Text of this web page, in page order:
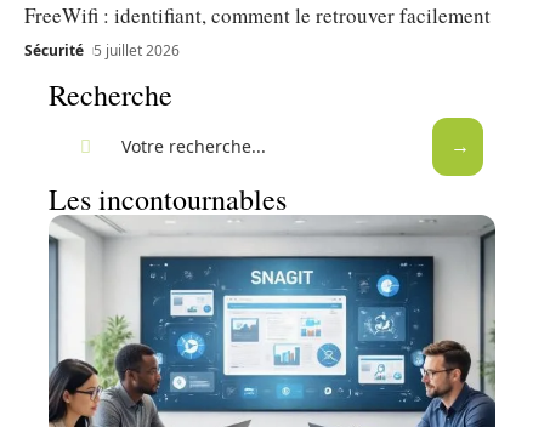
FreeWifi : identifiant, comment le retrouver facilement
Sécurité 5 juillet 2026
Recherche
Les incontournables